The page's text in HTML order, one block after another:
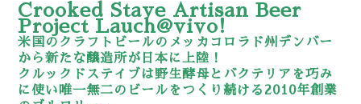
Crooked Stave Artisan Beer
Project Lauch@vivo!
米国のクラフトビールのメッカコロラド州デンバー
から新たな醸造所が日本に上陸！
クルックドステイブは野生酵母とバクテリアを巧み
に使い唯一無二のビールをつくり続ける2010年創業